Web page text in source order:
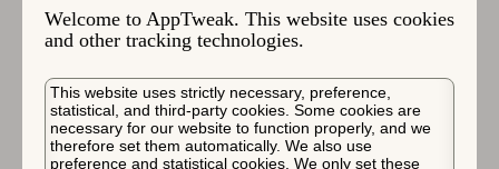
Welcome to AppTweak. This website uses cookies
and other tracking technologies.
This website uses strictly necessary, preference,
statistical, and third-party cookies. Some cookies are
necessary for our website to function properly, and we
therefore set them automatically. We also use
preference and statistical cookies. We only set these